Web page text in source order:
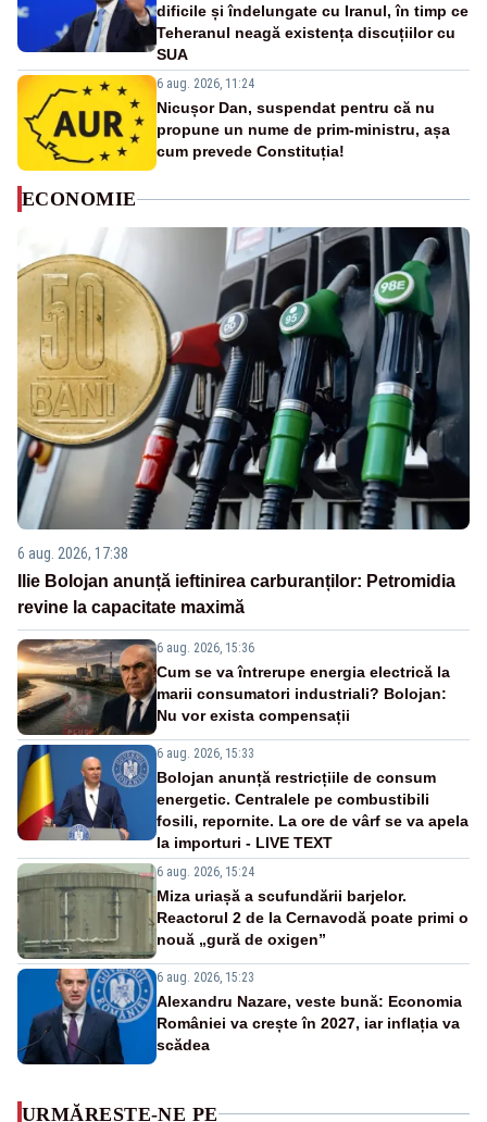
dificile și îndelungate cu Iranul, în timp ce
Teheranul neagă existența discuțiilor cu
SUA
6 aug. 2026, 11:24
Nicușor Dan, suspendat pentru că nu
propune un nume de prim-ministru, așa
cum prevede Constituția!
ECONOMIE
6 aug. 2026, 17:38
Ilie Bolojan anunță ieftinirea carburanților: Petromidia
revine la capacitate maximă
6 aug. 2026, 15:36
Cum se va întrerupe energia electrică la
marii consumatori industriali? Bolojan:
Nu vor exista compensații
6 aug. 2026, 15:33
Bolojan anunță restricțiile de consum
energetic. Centralele pe combustibili
fosili, repornite. La ore de vârf se va apela
la importuri - LIVE TEXT
6 aug. 2026, 15:24
Miza uriașă a scufundării barjelor.
Reactorul 2 de la Cernavodă poate primi o
nouă „gură de oxigen”
6 aug. 2026, 15:23
Alexandru Nazare, veste bună: Economia
României va crește în 2027, iar inflația va
scădea
URMĂREȘTE-NE PE